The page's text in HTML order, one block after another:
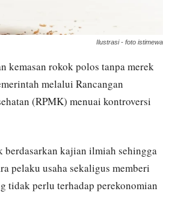
Ilustrasi - foto istimewa
kemasan rokok polos tanpa merek
melalui Rancangan
(RPMK) menuai kontroversi
kajian ilmiah sehingga
pelaku usaha sekaligus memberi
tidak perlu terhadap perekonomian